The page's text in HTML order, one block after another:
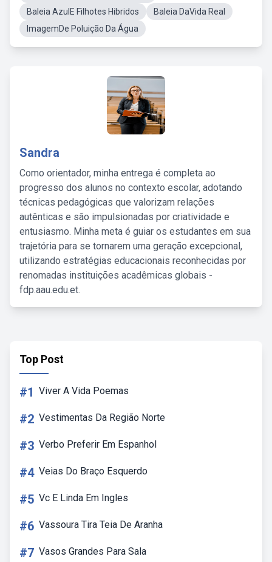
Baleia AzulE Filhotes Hibridos
Baleia DaVida Real
ImagemDe Poluição Da Água
Sandra
Como orientador, minha entrega é completa ao
progresso dos alunos no contexto escolar, adotando
técnicas pedagógicas que valorizam relações
autênticas e são impulsionadas por criatividade e
entusiasmo. Minha meta é guiar os estudantes em sua
trajetória para se tornarem uma geração excepcional,
utilizando estratégias educacionais reconhecidas por
renomadas instituições acadêmicas globais -
fdp.aau.edu.et.
Top Post
#1 Viver A Vida Poemas
#2 Vestimentas Da Região Norte
#3 Verbo Preferir Em Espanhol
#4 Veias Do Braço Esquerdo
#5 Vc E Linda Em Ingles
#6 Vassoura Tira Teia De Aranha
#7 Vasos Grandes Para Sala